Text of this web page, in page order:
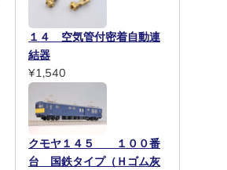
１４ 空気管付密着自動連
結器
¥1,540
クモヤ１４５ １００番
台 国鉄タイプ（Ｈゴム灰